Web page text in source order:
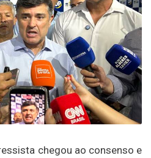
chegou ao consenso e